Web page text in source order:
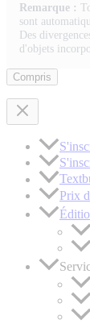
Remarque :
sont
Des
d'objets
Compris
Prix